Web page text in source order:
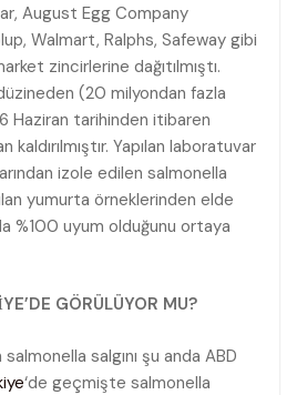
August Egg Company
Walmart, Ralphs, Safeway gibi
zincirlerine dağıtılmıştı.
(20 milyondan fazla
Haziran tarihinden itibaren
Yapılan laboratuvar
izole edilen salmonella
yumurta örneklerinden elde
%100 uyum olduğunu ortaya
GÖRÜLÜYOR MU?
salgını şu anda ABD
‘de geçmişte salmonella